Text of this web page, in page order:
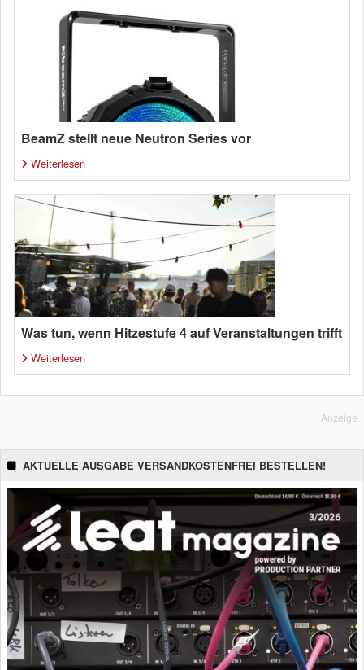
BeamZ stellt neue Neutron Series vor
Weiterlesen
Was tun, wenn Hitzestufe 4 auf Veranstaltungen trifft
Weiterlesen
Anzeige
AKTUELLE AUSGABE VERSANDKOSTENFREI BESTELLEN!